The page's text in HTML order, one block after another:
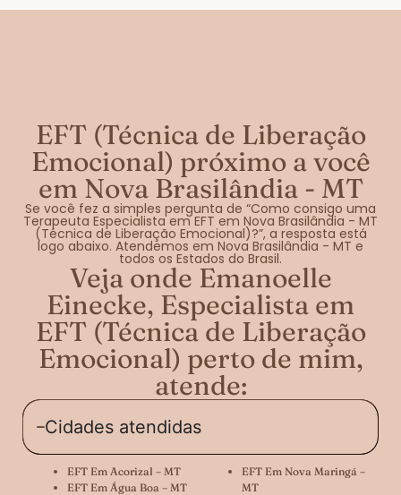
EFT (Técnica de Liberação
Emocional) próximo a você
em Nova Brasilândia - MT
Se você fez a simples pergunta de “Como consigo uma
Terapeuta Especialista em EFT em Nova Brasilândia - MT
(Técnica de Liberação Emocional)?”, a resposta está
logo abaixo. Atendemos em Nova Brasilândia - MT e
todos os Estados do Brasil.
Veja onde Emanoelle
Einecke, Especialista em
EFT (Técnica de Liberação
Emocional) perto de mim,
atende:
Cidades atendidas
EFT Em Acorizal – MT
EFT Em Água Boa – MT
EFT Em Nova Maringá –
MT